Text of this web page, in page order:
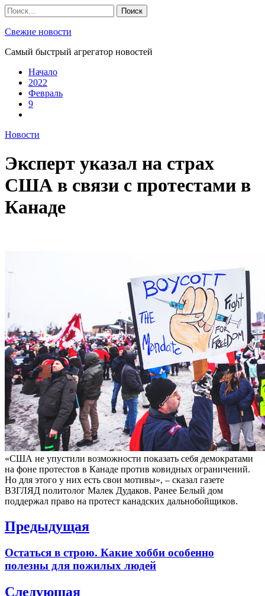
Skip
to
content
Найти:
Свежие новости
Самый быстрый агрегатор новостей
Начало
2022
Февраль
9
Новости
Эксперт указал на страх
США в связи с протестами в
Канаде
«США не упустили возможности показать себя демократами
на фоне протестов в Канаде против ковидных ограничений.
Но для этого у них есть свои мотивы», – сказал газете
ВЗГЛЯД политолог Малек Дудаков. Ранее Белый дом
поддержал право на протест канадских дальнобойщиков.
Навигация
записям
Предыдущая
Previous
Остаться в строю. Какие хобби особенно
полезны для пожилых людей
Следующая